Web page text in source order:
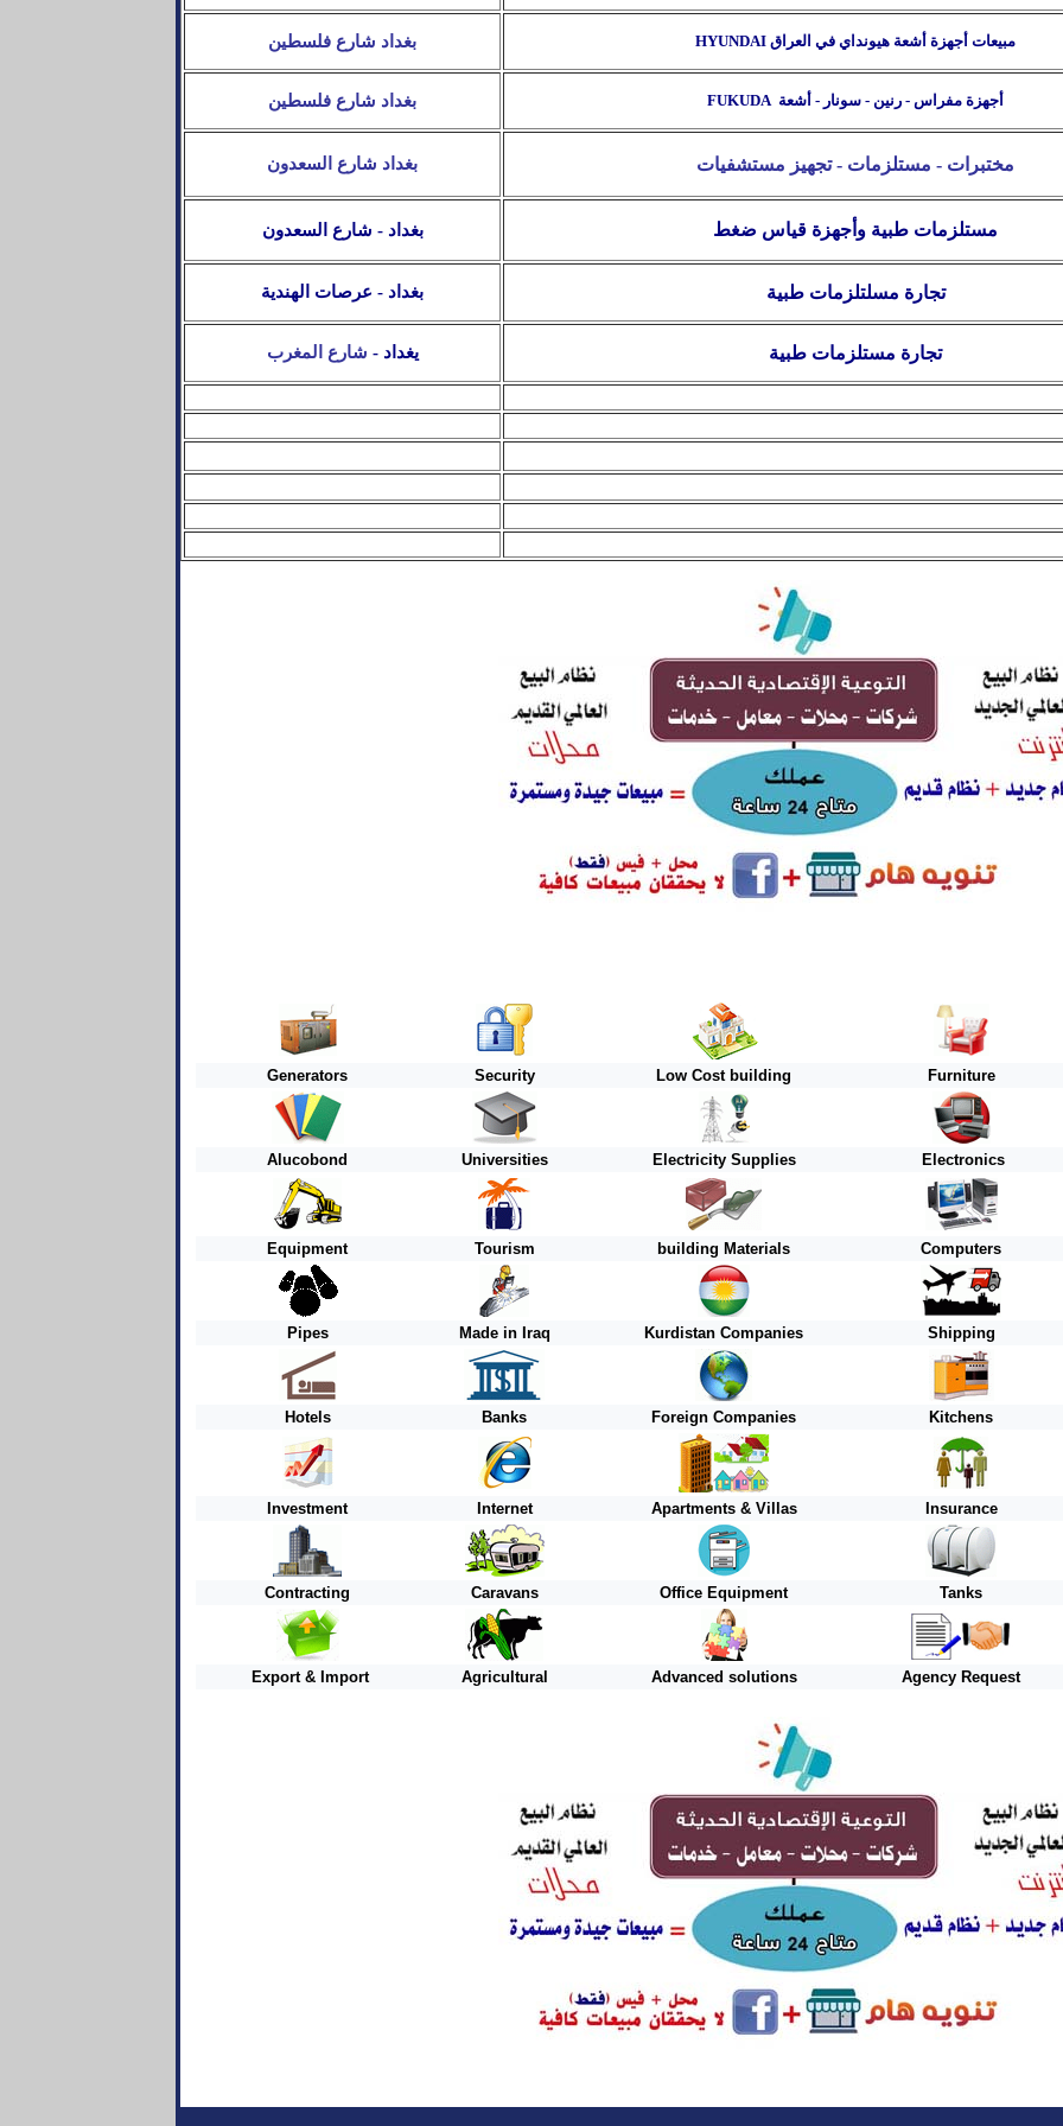
بغداد شارع فلسطين مبيعات أجهزة أشعة هيونداي في العراق HYUNDAI
بغداد شارع فلسطين FUKUDA أجهزة مفراس - رنين - سونار - أشعة
بغداد شارع السعدون مختبرات - مستلزمات - تجهيز مستشفيات
بغداد - شارع السعدون مستلزمات طبية وأجهزة قياس ضغط
بغداد - عرصات الهندية تجارة مسلتلزمات طبية
يغداد - شارع المغرب تجارة مستلزمات طبية
Generators Security Low Cost building Furniture
Alucobond Universities Electricity Supplies Electronics
Equipment Tourism building Materials Computers
Pipes Made in Iraq Kurdistan Companies Shipping
Hotels Banks Foreign Companies Kitchens
Investment Internet Apartments & Villas Insurance
Contracting Caravans Office Equipment Tanks
Export & Import Agricultural Advanced solutions Agency Request